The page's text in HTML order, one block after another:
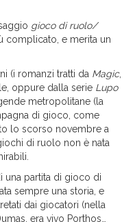
gioco di ruolo/
complicato, e merita un
(i romanzi tratti da Magic,
oppure dalla serie Lupo
metropolitane (la
di gioco, come
lo scorso novembre a
di ruolo non è nata
una partita di gioco di
sempre una storia, e
dai giocatori (nella
era vivo Porthos…